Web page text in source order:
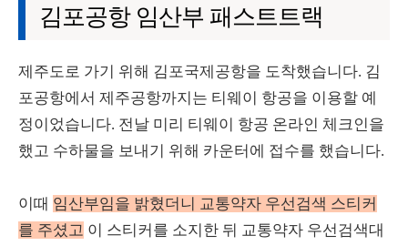
김포공항 임산부 패스트트랙
제주도로 가기 위해 김포국제공항을 도착했습니다. 김
포공항에서 제주공항까지는 티웨이 항공을 이용할 예
정이었습니다. 전날 미리 티웨이 항공 온라인 체크인을
했고 수하물을 보내기 위해 카운터에 접수를 했습니다.
이때 임산부임을 밝혔더니 교통약자 우선검색 스티커
를 주셨고 이 스티커를 소지한 뒤 교통약자 우선검색대